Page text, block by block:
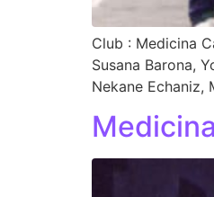
Club : Medicina
Susana Barona,
Nekane Echaniz,